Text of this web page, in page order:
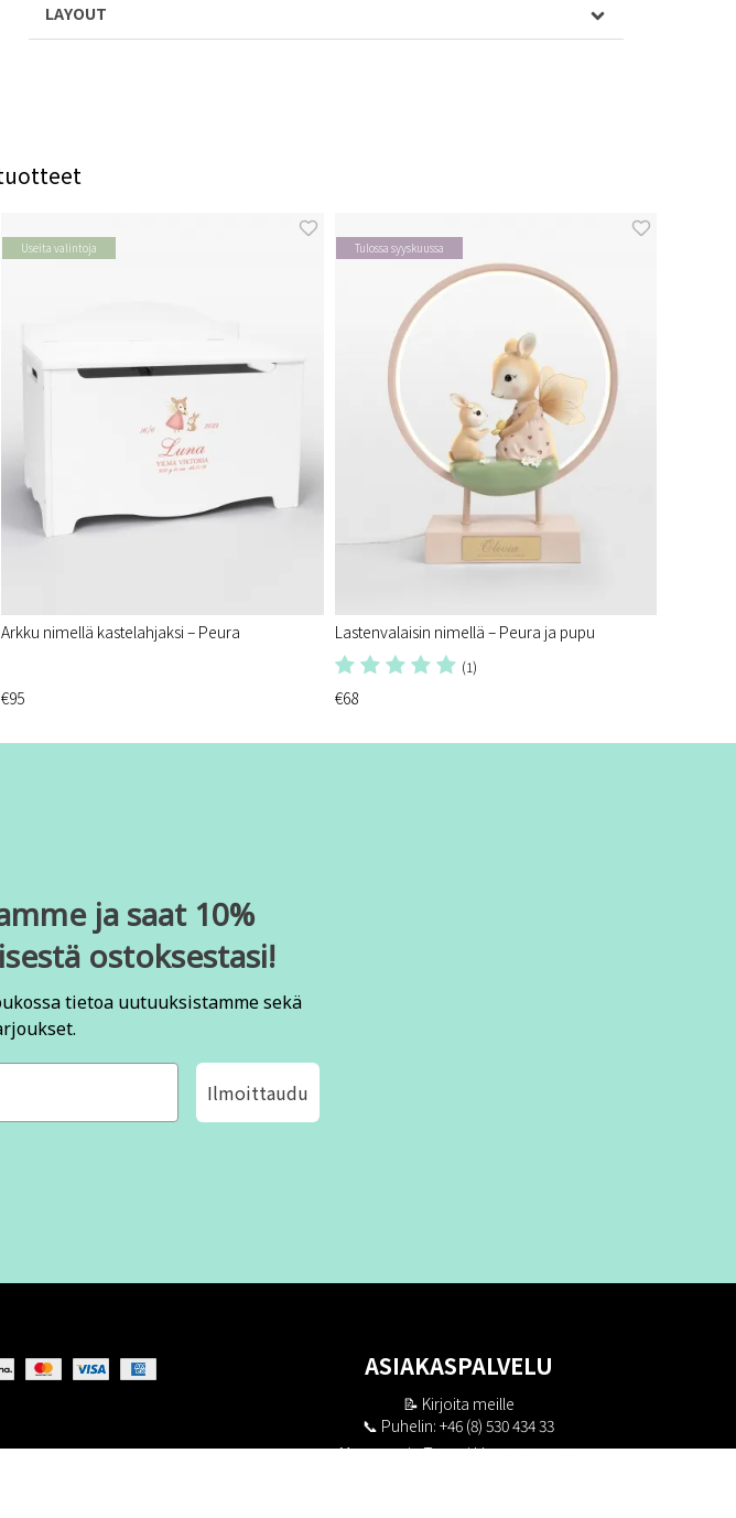
LAYOUT
Useita valintoja
Arkku nimellä kastelahjaksi – Peura
€95
Tulossa syyskuussa
Lastenvalaisin nimellä – Peura ja pupu
(1)
€68
ja saat 10%
ostoksestasi!
tietoa uutuuksistamme sekä
Ilmoittaudu
ASIAKASPALVELU
📝 Kirjoita meille
📞 Puhelin: +46 (8) 530 434 33
Maanantai - Torstai klo 10.00 - 17.00